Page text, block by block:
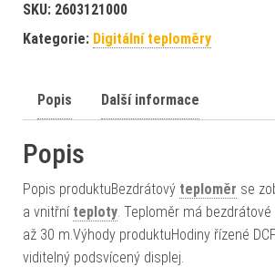
SKU: 2603121000
Kategorie: Digitální teploměry
Popis Další informace
Popis
Popis produktuBezdrátový teploměr se
a vnitřní teploty. Teploměr má
až 30 m.Výhody produktuHodiny řízené
viditelný podsvícený displej.